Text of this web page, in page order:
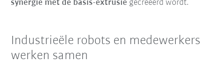
synergie met de basis-extrusie gecreëerd wordt.
Industrieële robots en medewerkers
werken samen